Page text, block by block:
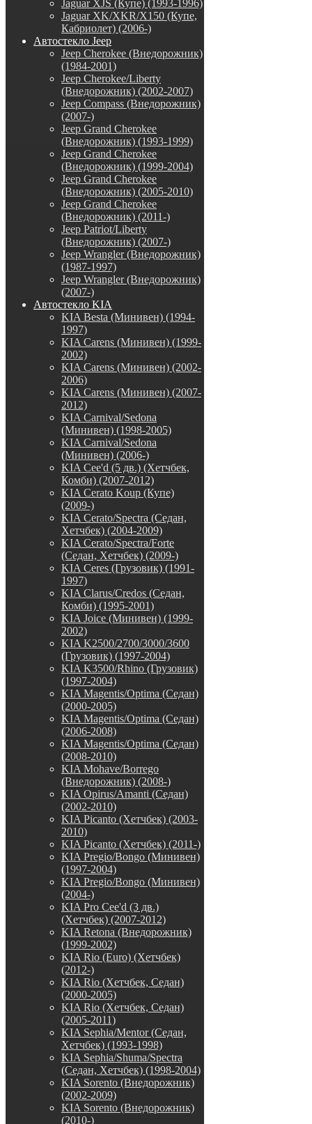
Jaguar XJS (Купе) (1993-1996)
Jaguar XK/XKR/X150 (Купе,
Кабриолет) (2006-)
Автостекло Jeep
Jeep Cherokee (Внедорожник)
(1984-2001)
Jeep Cherokee/Liberty
(Внедорожник) (2002-2007)
Jeep Compass (Внедорожник)
(2007-)
Jeep Grand Cherokee
(Внедорожник) (1993-1999)
Jeep Grand Cherokee
(Внедорожник) (1999-2004)
Jeep Grand Cherokee
(Внедорожник) (2005-2010)
Jeep Grand Cherokee
(Внедорожник) (2011-)
Jeep Patriot/Liberty
(Внедорожник) (2007-)
Jeep Wrangler (Внедорожник)
(1987-1997)
Jeep Wrangler (Внедорожник)
(2007-)
Автостекло KIA
KIA Besta (Минивен) (1994-
1997)
KIA Carens (Минивен) (1999-
2002)
KIA Carens (Минивен) (2002-
2006)
KIA Carens (Минивен) (2007-
2012)
KIA Carnival/Sedona
(Минивен) (1998-2005)
KIA Carnival/Sedona
(Минивен) (2006-)
KIA Cee'd (5 дв.) (Хетчбек,
Комби) (2007-2012)
KIA Cerato Koup (Купе)
(2009-)
KIA Cerato/Spectra (Седан,
Хетчбек) (2004-2009)
KIA Cerato/Spectra/Forte
(Седан, Хетчбек) (2009-)
KIA Ceres (Грузовик) (1991-
1997)
KIA Clarus/Credos (Седан,
Комби) (1995-2001)
KIA Joice (Минивен) (1999-
2002)
KIA K2500/2700/3000/3600
(Грузовик) (1997-2004)
KIA K3500/Rhino (Грузовик)
(1997-2004)
KIA Magentis/Optima (Седан)
(2000-2005)
KIA Magentis/Optima (Седан)
(2006-2008)
KIA Magentis/Optima (Седан)
(2008-2010)
KIA Mohave/Borrego
(Внедорожник) (2008-)
KIA Opirus/Amanti (Седан)
(2002-2010)
KIA Picanto (Хетчбек) (2003-
2010)
KIA Picanto (Хетчбек) (2011-)
KIA Pregio/Bongo (Минивен)
(1997-2004)
KIA Pregio/Bongo (Минивен)
(2004-)
KIA Pro Cee'd (3 дв.)
(Хетчбек) (2007-2012)
KIA Retona (Внедорожник)
(1999-2002)
KIA Rio (Euro) (Хетчбек)
(2012-)
KIA Rio (Хетчбек, Седан)
(2000-2005)
KIA Rio (Хетчбек, Седан)
(2005-2011)
KIA Sephia/Mentor (Седан,
Хетчбек) (1993-1998)
KIA Sephia/Shuma/Spectra
(Седан, Хетчбек) (1998-2004)
KIA Sorento (Внедорожник)
(2002-2009)
KIA Sorento (Внедорожник)
(2010-)